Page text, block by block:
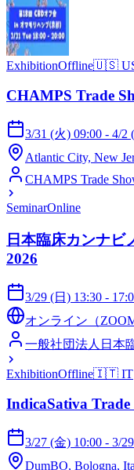
ExhibitionOffline🇺🇸
CHAMPS Trade
3/31 (火) 09:00 - 4/
Atlantic City, New
CHAMPS Trade
SeminarOnline
日本臨床カンナビ
2026
3/29 (日) 13:30 -
オンライン（
一般社団法人日本
ExhibitionOffline🇮🇹 IT
IndicaSativa Trade
3/27 (金) 10:00 - 3/
DumBO, Bologna,